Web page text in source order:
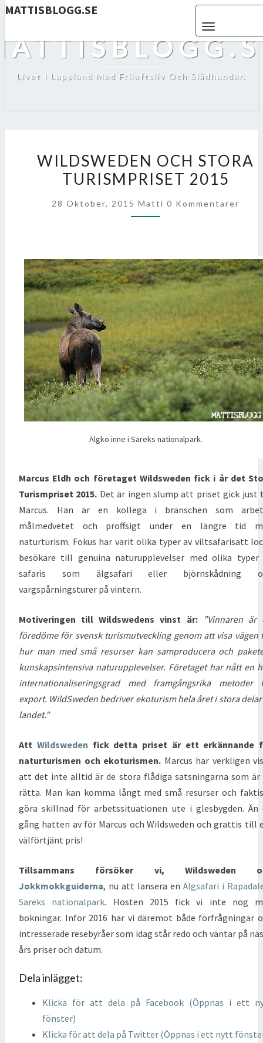
MATTISBLOGG.SE
Livet I Lappland Med Friluftsliv Och Slädhundar.
OCH
STORA
2015
WILDSWEDEN OCH STORA
TURISMPRISET 2015
28 Oktober, 2015 Matti Kommentarer
0 Kommentarer
Älgko inne i Sareks nationalpark.
Marcus Eldh och företaget Wildsweden fick i år det
Turismpriset 2015. Det är ingen slump att priset gick just
Marcus. Han är en kollega i branschen som
målmedvetet och proffsigt under en längre tid
naturturism. Fokus har varit olika typer av viltsafarisatt
besökare till genuina naturupplevelser med olika typer
safaris som älgsafari eller björnskådning
vargspårningsturer på vintern.
Motiveringen till Wildswedens vinst är:
”Vinnaren är
föredöme för svensk turismutveckling genom att visa vägen
hur man med små resurser kan samproducera och
kunskapsintensiva naturupplevelser. Företaget har nått en
internationaliseringsgrad med framgångsrika metoder
export. WildSweden bedriver ekoturism hela året i stora delar
landet.”
Att Wildsweden fick detta priset är ett erkännande
naturturismen och ekoturismen. Marcus har verkligen
att det inte alltid är de stora flådiga satsningarna som är
rätta. Man kan komma långt med små resurser och
göra skillnad för arbetssituationen ute i glesbygden. Än
gång hatten av för Marcus och Wildsweden och grattis till
välförtjänt pris!
Tillsammans försöker vi, Wildsweden
Jokkmokkguiderna, nu att lansera en Älgsafari i
Sareks nationalpark. Hösten 2015 fick vi inte nog
bokningar. Inför 2016 har vi däremot både förfrågningar
intresserade resebyråer som idag står redo och väntar på
års priser och datum.
Dela inlägget:
Klicka för att dela på Facebook (Öppnas i ett
fönster)
Klicka för att dela på Twitter (Öppnas i ett nytt